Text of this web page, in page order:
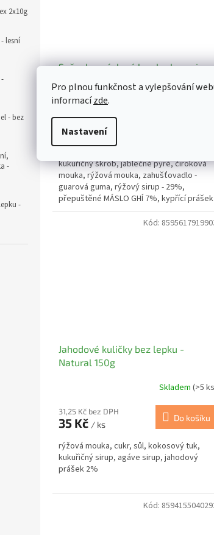
Pro plnou funkčnost a vylepšování
informacízde.
Nastavení
2x10g
lesní
- bez
-
-
Sušenky máslové bez lepku, vajec,
mléka - Natural 100g
22,32 Kč bez DPH
kukuřičný škrob, jablečné pyré, čiroková
mouka, rýžová mouka, zahušťovadlo -
guarová guma, rýžový sirup - 29%,
přepuštěné MÁSLO GHÍ 7%, kypřící prášek
bez fosfátů, vanilka, aroma
Jahodové kuličky bez lepku -
Natural 150g
Skladem (>5
31,25 Kč bez DPH
35 Kč / ks
Do košíku
rýžová mouka, cukr, sůl, kokosový tuk,
kukuřičný sirup, agáve sirup, jahodový
prášek 2%
Kód:
Kód: